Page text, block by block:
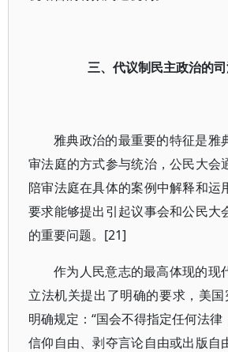
三、代议制民主政治的
雅典政治的最重要的特征是雅
审法庭的方式参与统治，公民大会
陪审法庭在具体的案例中解释和运
要求能够提出引起议事会和公民大
的重要问题。[21]
作为人民意志的最高体现的现
立法机关提出了明确的要求，美
明确规定：“国会不得指定任何法
信仰自由、剥夺言论自由或出版自